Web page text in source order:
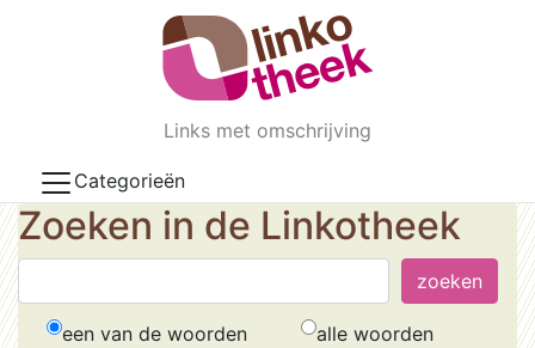
Skip to main content
Links met omschrijving
Categorieën
Zoeken in de Linkotheek
een van de woorden
alle woorden